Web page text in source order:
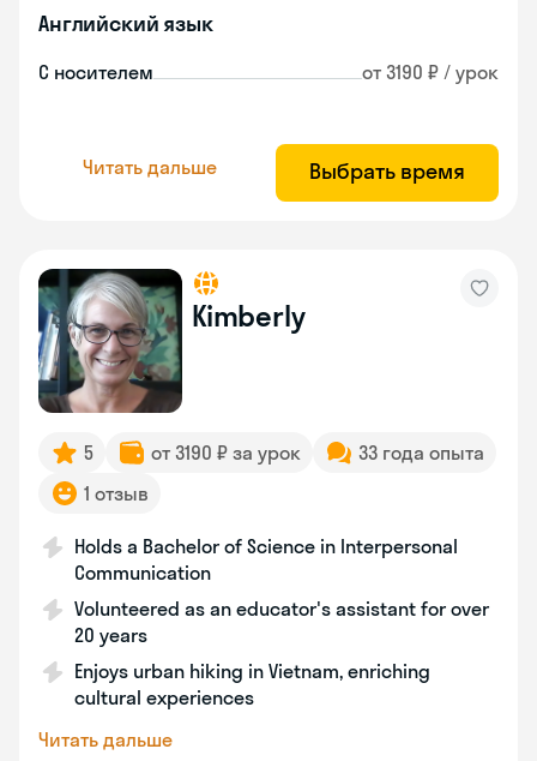
Английский язык
С носителем от 3190 ₽ / урок
Читать дальше Выбрать время
Kimberly
5 от 3190 ₽ за урок
33 года опыта
1 отзыв
Holds a Bachelor of Science in Interpersonal
Communication
Volunteered as an educator's assistant for over
20 years
Enjoys urban hiking in Vietnam, enriching
cultural experiences
Читать дальше